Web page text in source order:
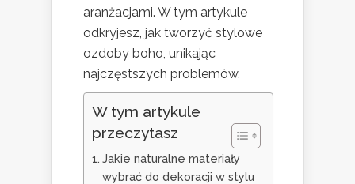
aranżacjami. W tym artykule
odkryjesz, jak tworzyć stylowe
ozdoby boho, unikając
najczęstszych problemów.
W tym artykule
przeczytasz
Jakie naturalne materiały
wybrać do dekoracji w stylu